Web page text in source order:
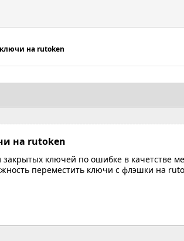
на rutoken
на rutoken
ключей по ошибке в качетстве
переместить ключи с флэшки на